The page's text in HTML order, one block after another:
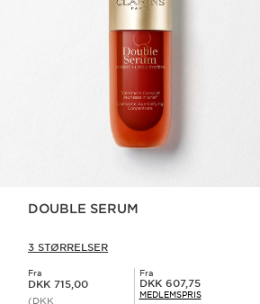
DOUBLE SERUM
3 STØRRELSER
Fra
Nuværende pris DKK 715,00
DKK 715,00
(DKK
Fra
Medlemspris DKK 607,75
DKK 607,75
MEDLEMSPRIS